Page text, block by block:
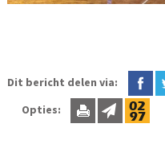
Dit bericht delen via:
Opties: